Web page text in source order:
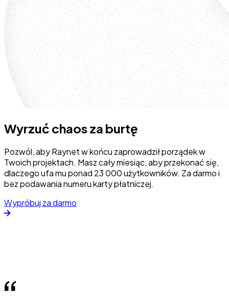
Wyrzuć chaos za burtę
Pozwól, aby Raynet w końcu zaprowadził porządek w
Twoich projektach. Masz cały miesiąc, aby przekonać się,
dlaczego ufa mu ponad 23 000 użytkowników. Za darmo i
bez podawania numeru karty płatniczej.
Wypróbuj za darmo